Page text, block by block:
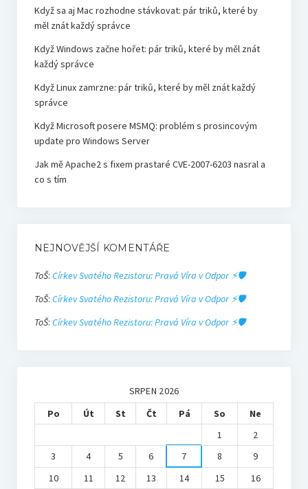
Když sa aj Mac rozhodne stávkovat: pár triků, které by
měl znát každý správce
Když Windows začne hořet: pár triků, které by měl znát
každý správce
Když Linux zamrzne: pár triků, které by měl znát každý
správce
Když Microsoft posere MSMQ: problém s prosincovým
update pro Windows Server
Jak mě Apache2 s fixem prastaré CVE-2007-6203 nasral a
co s tím
NEJNOVĚJŠÍ KOMENTÁŘE
ToŠ: Církev Svatého Rezistoru: Pravá Víra v Odpor ⚡🛡️
ToŠ: Církev Svatého Rezistoru: Pravá Víra v Odpor ⚡🛡️
ToŠ: Církev Svatého Rezistoru: Pravá Víra v Odpor ⚡🛡️
SRPEN 2026
Po
Út St Čt Pá So
Ne
1
2
3
4 5 6 7 8
9
10
11 12 13 14 15
16